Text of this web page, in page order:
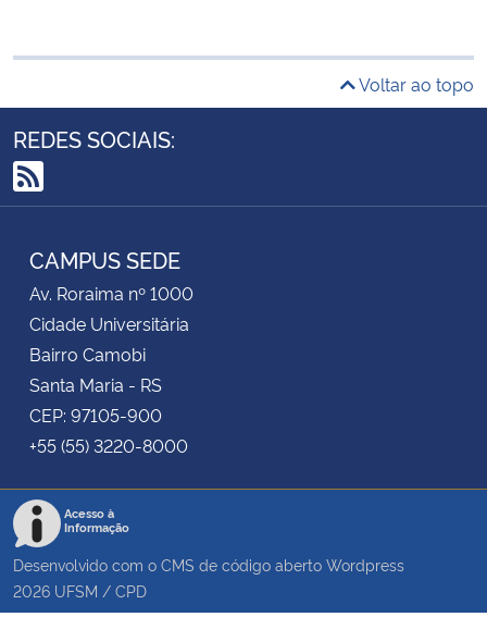
Voltar ao topo
REDES SOCIAIS:
RSS
CAMPUS SEDE
Av. Roraima nº 1000
Cidade Universitária
Bairro Camobi
Santa Maria - RS
CEP: 97105-900
+55 (55) 3220-8000
Acesso à
Informação
Desenvolvido com o CMS de código aberto Wordpress
2026 UFSM / CPD